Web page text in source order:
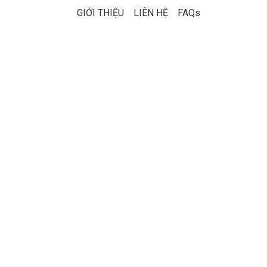
GIỚI THIỆU LIÊN HỆ FAQs